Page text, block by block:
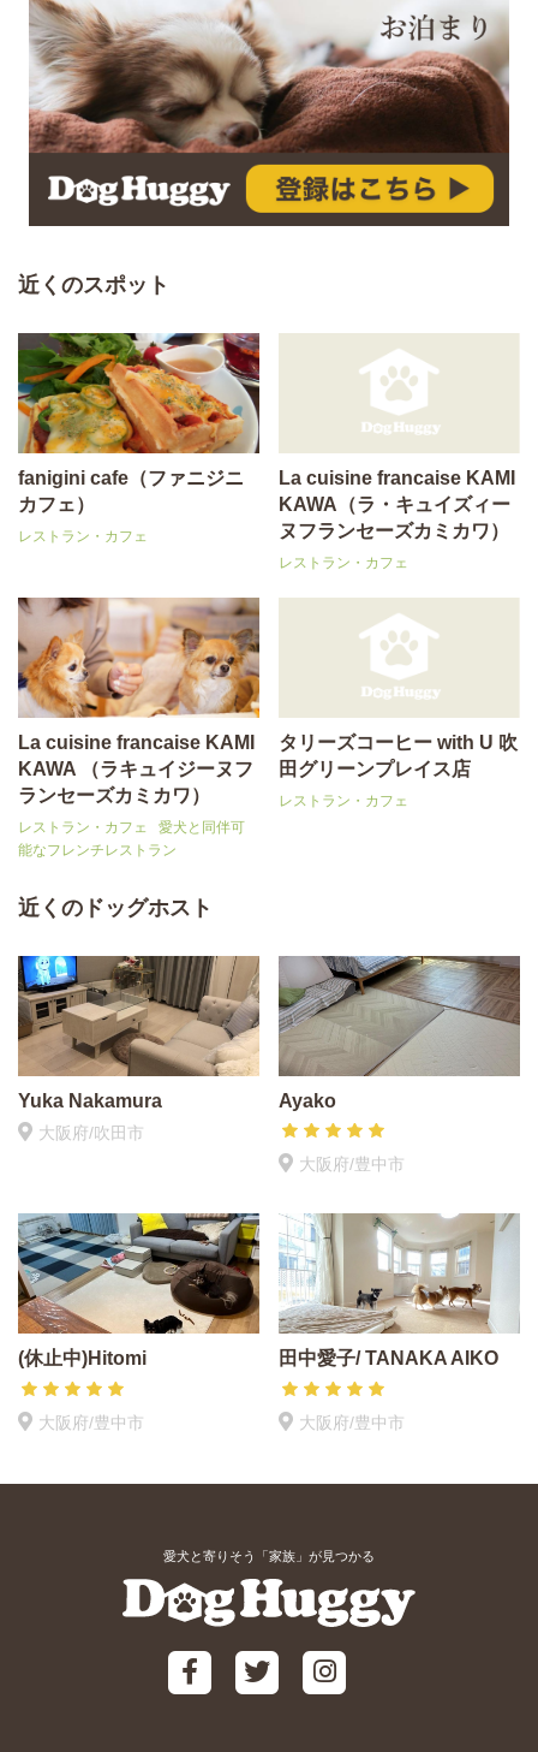
近くのスポット
fanigini cafe（ファニジニ
カフェ）
レストラン・カフェ
La cuisine francaise KAMI
KAWA（ラ・キュイズィー
ヌフランセーズカミカワ）
レストラン・カフェ
La cuisine francaise KAMI
KAWA （ラキュイジーヌフ
ランセーズカミカワ）
レストラン・カフェ
愛犬と同伴可
能なフレンチレストラン
タリーズコーヒー with U 吹
田グリーンプレイス店
レストラン・カフェ
近くのドッグホスト
Yuka Nakamura
大阪府/吹田市
Ayako
大阪府/豊中市
(休止中)Hitomi
大阪府/豊中市
田中愛子/ TANAKA AIKO
大阪府/豊中市
愛犬と寄りそう「家族」が見つかる